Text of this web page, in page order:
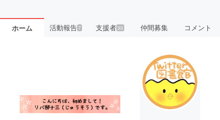
ホーム 活動報告7 支援者30 仲間募集 コメント